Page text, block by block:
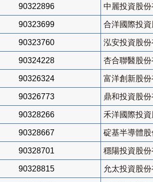
90322896 中麗投資股份
90323699 合洋國際投資
90323760 泓安投資股份
90324228 杏合聯醫股份
90326324 富洋創新股份
90326773 鼎和投資股份
90328266 禾洋國際投資
90328667 碇基半導體股
90328701 穩陽投資股份
90328815 允太投資股份